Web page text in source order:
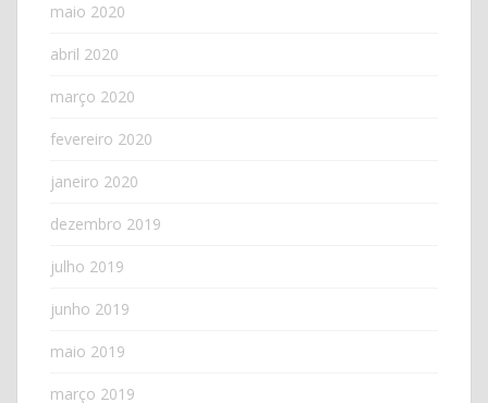
maio 2020
abril 2020
março 2020
fevereiro 2020
janeiro 2020
dezembro 2019
julho 2019
junho 2019
maio 2019
março 2019